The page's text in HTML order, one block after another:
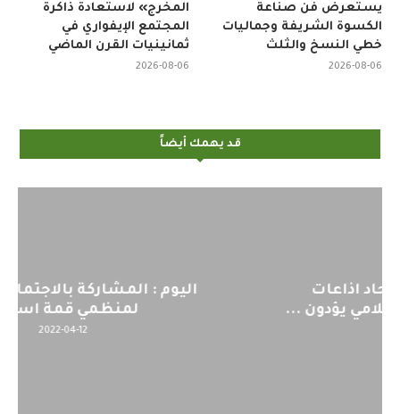
المخرج» لاستعادة ذاكرة
المجتمع الإيفواري في
ثمانينيات القرن الماضي
2026-08-06
يستعرض فن صناعة
الكسوة الشريفة وجماليات
خطي النسخ والثلث
2026-08-06
قد يهمك أيضاً
اليوم : المشاركة بالاجتماع التحضيري
لمنظمي قمة اسيا...